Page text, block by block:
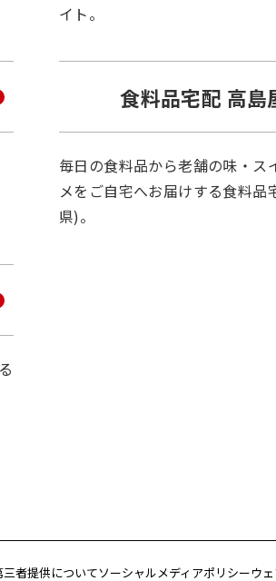
イト。
食料品宅配 高島
毎日の食料品から老舗の味・ス
メをご自宅へお届けする食料
県)。
者提供についてソーシャルメディアポリシーウ